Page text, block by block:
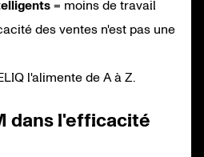
= moins de travail
des ventes n'est pas une
l'alimente de A à Z.
dans l'efficacité